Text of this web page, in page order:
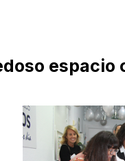
espacio